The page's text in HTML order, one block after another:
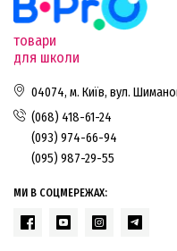
товари
для школи
04074, м. Київ, вул.
(068) 418-61-24
(093) 974-66-94
(095) 987-29-55
МИ В СОЦМЕРЕЖАХ: